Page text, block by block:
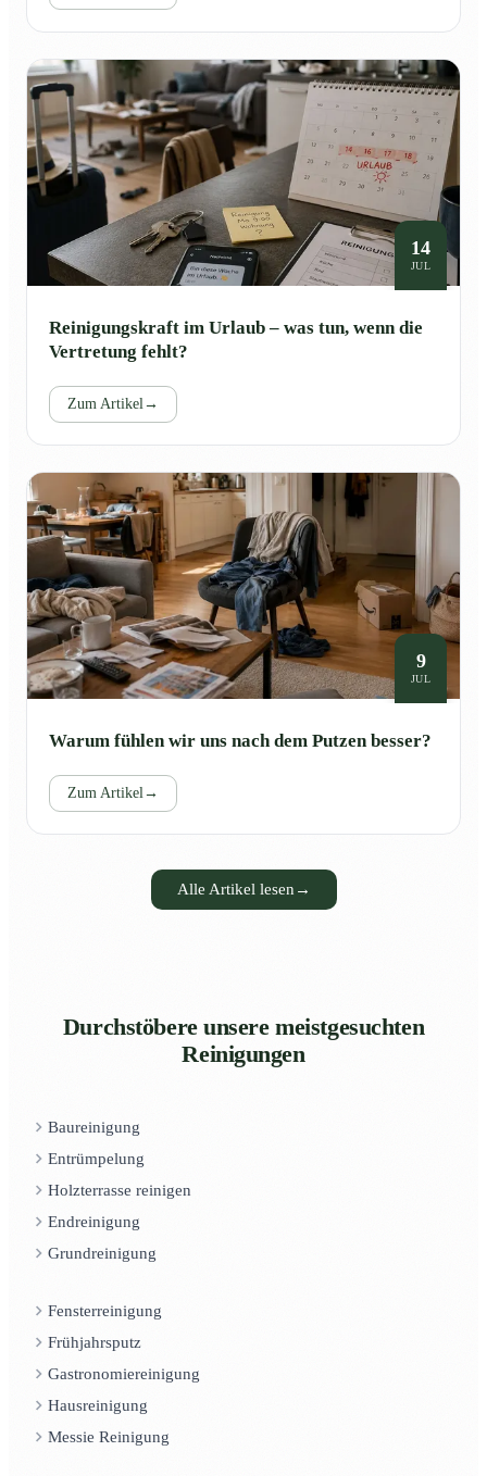
14
JUL
Reinigungskraft im Urlaub – was tun, wenn die
Vertretung fehlt?
Zum Artikel →
9
JUL
Warum fühlen wir uns nach dem Putzen besser?
Zum Artikel →
Alle Artikel lesen →
Durchstöbere unsere meistgesuchten
Reinigungen
Baureinigung
Entrümpelung
Holzterrasse reinigen
Endreinigung
Grundreinigung
Fensterreinigung
Frühjahrsputz
Gastronomiereinigung
Hausreinigung
Messie Reinigung